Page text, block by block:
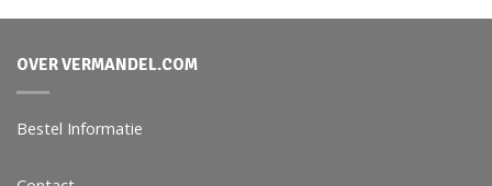
OVER VERMANDEL.COM
Bestel Informatie